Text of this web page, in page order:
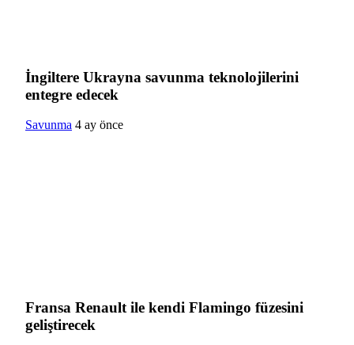
İngiltere Ukrayna savunma teknolojilerini
entegre edecek
Savunma 4 ay önce
Fransa Renault ile kendi Flamingo füzesini
geliştirecek